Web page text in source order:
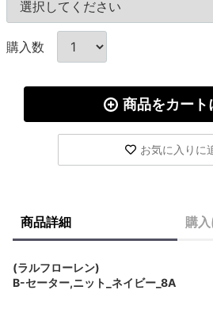
購入数
商品をカート
お気に入りに
商品詳細 購
(ラルフローレン)
B-セーター,ニット_ネイビー_8A